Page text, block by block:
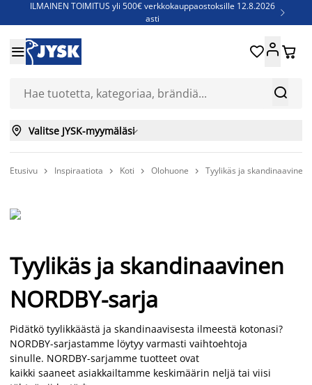
ILMAINEN TOIMITUS yli 500€ verkkokauppaostoksille 12.8.2026
asti

Jenkkisänkyjä - Säästä jopa 60%


 
 Valitse JYSK-myymäläsi
Etusivu  Inspiraatiota  Koti  Olohuone  Tyylikäs ja skandinaavinen
Tyylikäs ja skandinaavinen
NORDBY-sarja
Pidätkö tyylikkäästä ja skandinaavisesta ilmeestä kotonasi?
NORDBY-sarjastamme löytyy varmasti vaihtoehtoja
sinulle. NORDBY-sarjamme tuotteet ovat
kaikki saaneet asiakkailtamme keskimäärin neljä tai viisi